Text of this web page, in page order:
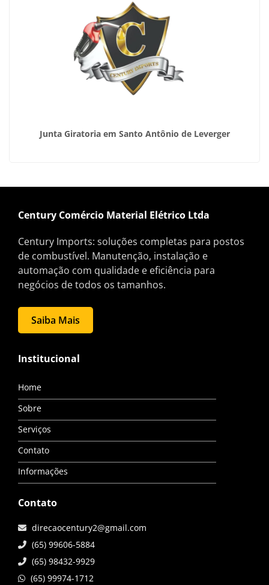
Junta Giratoria em Santo Antônio de Leverger
Century Comércio Material Elétrico Ltda
Century Imports: soluções completas para postos
de combustível. Manutenção, instalação e
automação com qualidade e eficiência para
negócios de todos os tamanhos.
Saiba Mais
Institucional
Home
Sobre
Serviços
Contato
Informações
Contato
direcaocentury2@gmail.com
(65) 99606-5884
(65) 98432-9929
(65) 99974-1712